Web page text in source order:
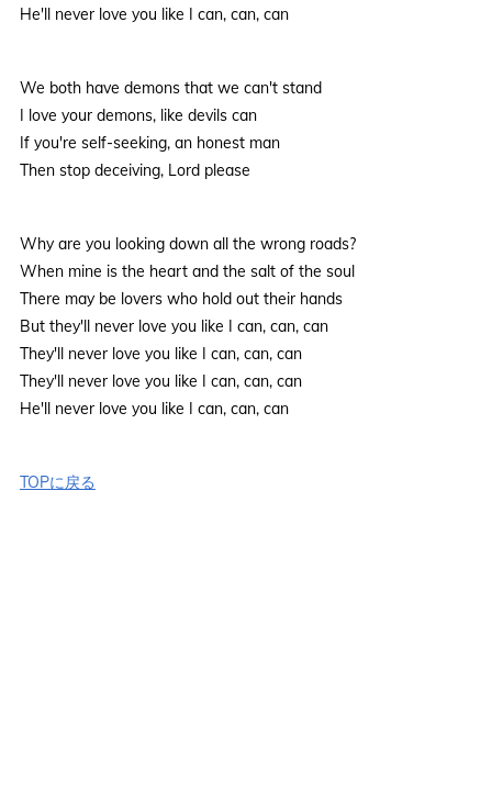
He'll never love you like I can, can, can
We both have demons that we can't stand
I love your demons, like devils can
If you're self-seeking, an honest man
Then stop deceiving, Lord please
Why are you looking down all the wrong roads?
When mine is the heart and the salt of the soul
There may be lovers who hold out their hands
But they'll never love you like I can, can, can
They'll never love you like I can, can, can
They'll never love you like I can, can, can
He'll never love you like I can, can, can
TOPに戻る